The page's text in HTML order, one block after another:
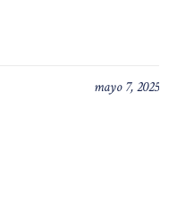
mayo 7, 2025